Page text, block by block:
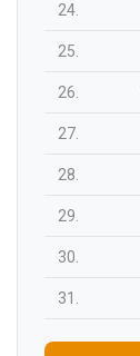
24.
25.
26.
27.
28.
29.
30.
31.